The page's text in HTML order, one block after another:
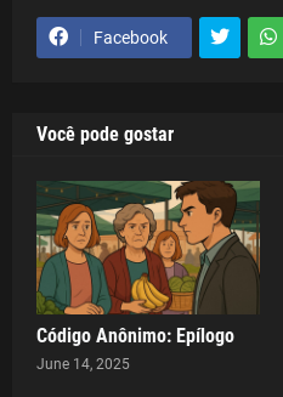
Facebook
Você pode gostar
Código Anônimo: Epílogo
June 14, 2025